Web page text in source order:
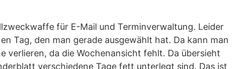
für E-Mail und Terminverwaltung. Leider
Tag, den man gerade ausgewählt hat. Da kann man
verlieren, da die Wochenansicht fehlt. Da übersieht
verschiedene Tage fett unterlegt sind. Das ist